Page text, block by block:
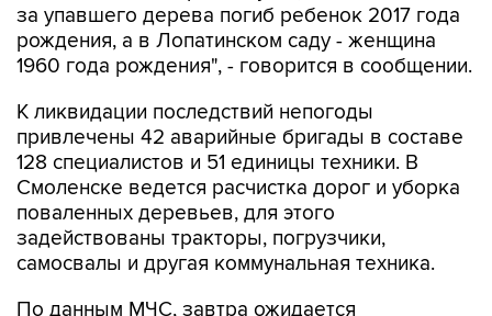
за упавшего дерева погиб ребенок 2017 года
рождения, а в Лопатинском саду - женщина
1960 года рождения", - говорится в сообщении.
К ликвидации последствий непогоды
привлечены 42 аварийные бригады в составе
128 специалистов и 51 единицы техники. В
Смоленске ведется расчистка дорог и уборка
поваленных деревьев, для этого
задействованы тракторы, погрузчики,
самосвалы и другая коммунальная техника.
По данным МЧС, завтра ожидается